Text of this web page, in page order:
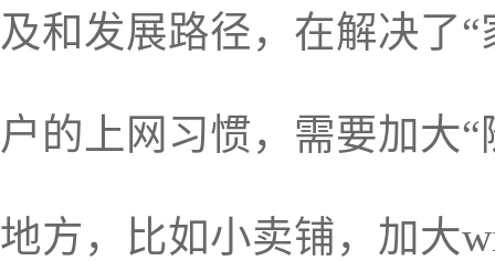
及和发展路径，在解决了
户的上网习惯，需要加大
地方，比如小卖铺，加大